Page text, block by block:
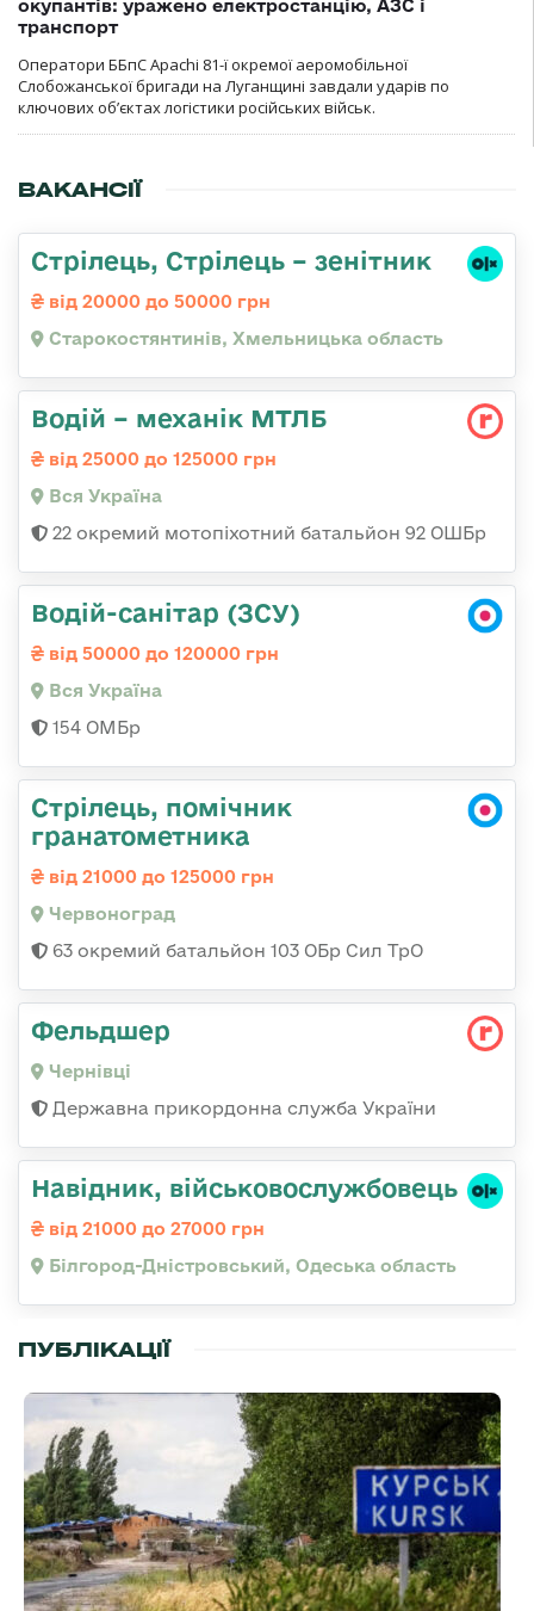
окупантів: уражено електростанцію, АЗС і
транспорт
Оператори ББпС Apachi 81-ї окремої аеромобільної
Слобожанської бригади на Луганщині завдали ударів по
ключових об’єктах логістики російських військ.
ВАКАНСІЇ
Стрілець, Стрілець – зенітник
від 20000 до 50000 грн
Старокостянтинів, Хмельницька область
Водій – механік МТЛБ
від 25000 до 125000 грн
Вся Україна
22 окремий мотопіхотний батальйон 92 ОШБр
Водій-санітар (ЗСУ)
від 50000 до 120000 грн
Вся Україна
154 ОМБр
Стрілець, помічник
гранатометника
від 21000 до 125000 грн
Червоноград
63 окремий батальйон 103 ОБр Сил ТрО
Фельдшер
Чернівці
Державна прикордонна служба України
Навідник, військовослужбовець
від 21000 до 27000 грн
Білгород-Дністровський, Одеська область
ПУБЛІКАЦІЇ